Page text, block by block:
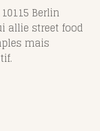
Berlin
allie street food
mais